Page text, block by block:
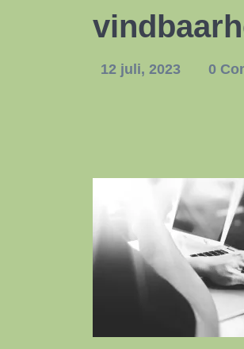
12 juli, 2023 0